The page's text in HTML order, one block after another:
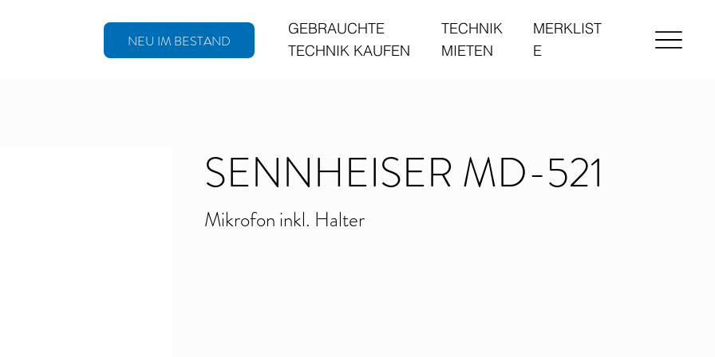
GEBRAUCHTE
TECHNIK KAUFEN
TECHNIK
MIETEN
MERKLIST
E
NEU IM BESTAND
SENNHEISER MD-521
Mikrofon inkl. Halter